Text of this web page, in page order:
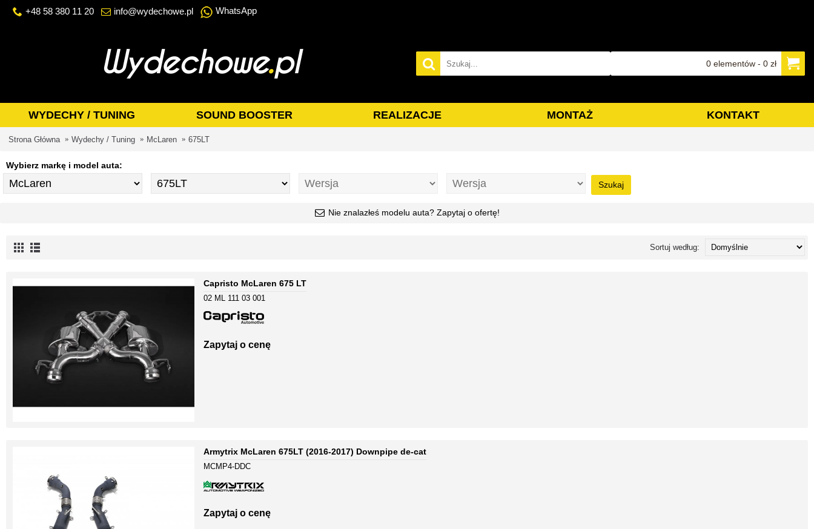
+48 58 380 11 20 info@wydechowe.pl WhatsApp
0 elementów - 0 zł
WYDECHY / TUNING SOUND BOOSTER REALIZACJE MONTAŻ KONTAKT
Strona Główna Wydechy / Tuning McLaren 675LT
Wybierz markę i model auta:
Szukaj
Nie znalazłeś modelu auta? Zapytaj o ofertę!
Sortuj według:
Capristo McLaren 675 LT
02 ML 111 03 001
Zapytaj o cenę
Armytrix McLaren 675LT (2016-2017) Downpipe de-cat
MCMP4-DDC
Zapytaj o cenę